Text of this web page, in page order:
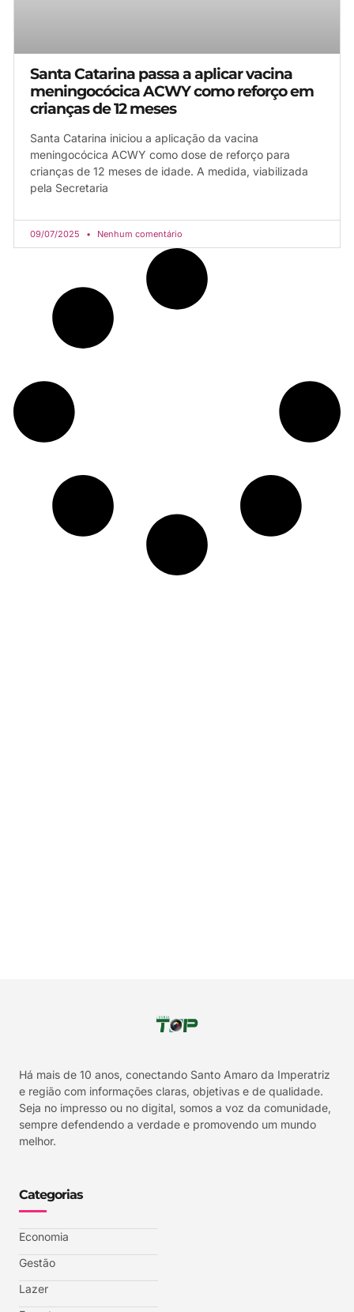
Santa Catarina passa a aplicar vacina
meningocócica ACWY como reforço em
crianças de 12 meses
Santa Catarina iniciou a aplicação da vacina
meningocócica ACWY como dose de reforço para
crianças de 12 meses de idade. A medida, viabilizada
pela Secretaria
09/07/2025 Nenhum comentário
Há mais de 10 anos, conectando Santo Amaro da Imperatriz
e região com informações claras, objetivas e de qualidade.
Seja no impresso ou no digital, somos a voz da comunidade,
sempre defendendo a verdade e promovendo um mundo
melhor.
Categorias
Economia
Gestão
Lazer